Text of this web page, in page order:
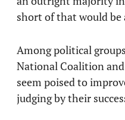
short of that would be
Among political
National Coalition
seem poised to
judging by their